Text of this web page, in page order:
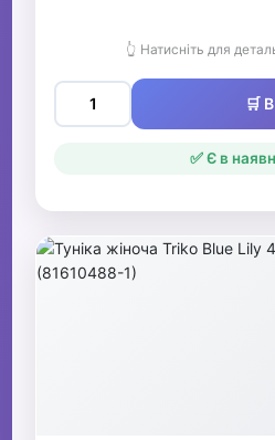
👆 Натисніть для
🛒
✅ Є в